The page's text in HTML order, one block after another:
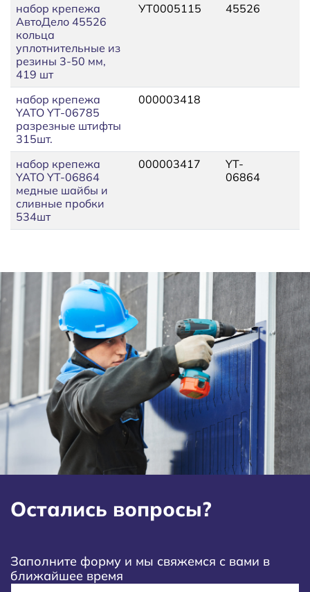
набор крепежа
АвтоДело 45526
кольца
уплотнительные из
резины 3-50 мм,
419 шт
УТ0005115 45526
набор крепежа
YATO YT-06785
разрезные штифты
315шт.
000003418
набор крепежа
YATO YT-06864
медные шайбы и
сливные пробки
534шт
000003417
YT-
06864
Остались вопросы?
Заполните форму и мы свяжемся с вами в
ближайшее время